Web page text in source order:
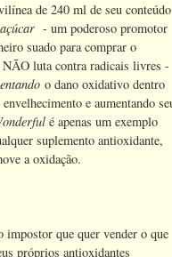
de 240 ml de seu conteúdo
- um poderoso promotor
suado para comprar o
NÃO luta contra radicais livres -
o dano oxidativo dentro
e aumentando
é apenas um exemplo
suplemento antioxidante,
a oxidação.
impostor que quer vender o que
próprios antioxidantes